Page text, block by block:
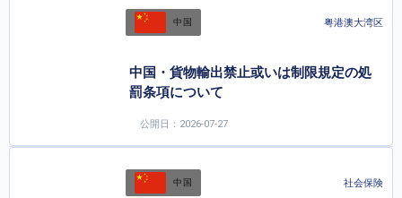
中国 粤港澳大湾区
中国・貨物輸出禁止或いは制限規定の処
罰条項について
公開日：2026-07-27
中国 社会保険